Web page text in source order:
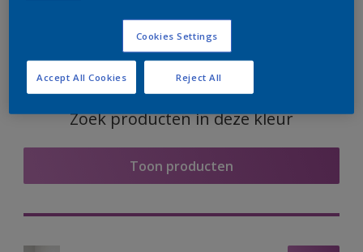
Zoek producten in deze kleur
Toon producten
Cookies Settings
Reject All
Accept All Cookies